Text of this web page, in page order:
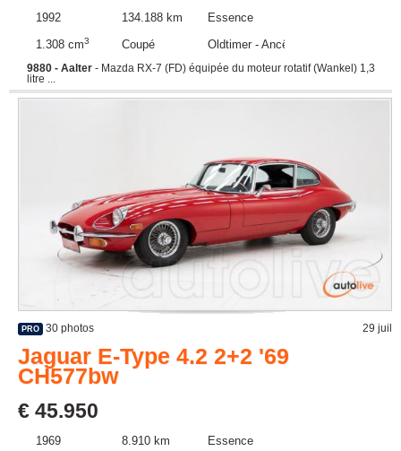
1992 134.188 km
Essence
1.308 cm3 Coupé Oldtimer - Ancêtre
9880 - Aalter - Mazda RX-7 (FD) équipée du moteur rotatif (Wankel) 1,3
litre ...
PRO 30 photos 29 juil
Jaguar E-Type 4.2 2+2 '69
CH577bw
€ 45.950
1969 8.910 km
Essence